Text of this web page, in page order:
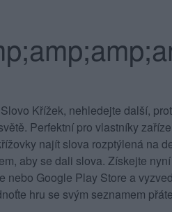
Křížek, nehledejte další,
Perfektní pro vlastníky
najít slova rozptýlená na
aby se dali slova. Získejte
nebo Google Play Store a
hru se svým seznamem